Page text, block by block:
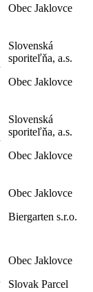
Obec Jaklovce
Slovenská
sporiteľňa, a.s.
Obec Jaklovce
Slovenská
sporiteľňa, a.s.
Obec Jaklovce
Obec Jaklovce
Biergarten s.r.o.
Obec Jaklovce
Slovak Parcel